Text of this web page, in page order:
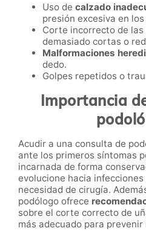
Uso de calzado
presión excesiva en los
Corte incorrecto de
demasiado cortas o
Malformaciones
dedo.
Golpes repetidos o
Importancia
Acudir a una consulta de
ante los primeros síntomas
incarnada de forma
evolucione hacia infecciones
necesidad de cirugía.
podólogo ofrece
sobre el corte correcto de
más adecuado para prevenir